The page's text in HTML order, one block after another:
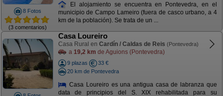
8 Fotos
(3 comentarios)
El alojamiento se encuentra en Pontevedra, en el
municipio de Campo Lameiro (fuera de casco urbano, a 4
km de la población). Se trata de un ...
Casa Loureiro
Casa Rural en Cardín / Caldas de Reis (Pontevedra)
a 19,2 km de Aguions (Pontevedra)
9 plazas
33 €
20 km de Pontevedra
Casa Loureiro es una antigua casa de labranza que
data de principios del S. XIX rehabilitada para su